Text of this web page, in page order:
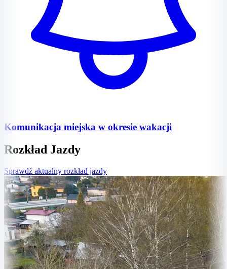
Komunikacja miejska w okresie wakacji
Rozkład Jazdy
Sprawdź aktualny rozkład jazdy